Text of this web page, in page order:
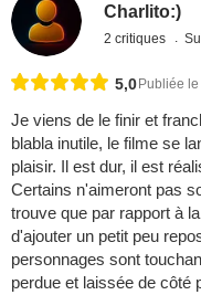
Charlito:)
2 critiques
5,0 Publiée
Je viens de le finir et
blabla inutile, le filme se
plaisir. Il est dur, il est
Certains n'aimeront pas
trouve que par rapport à
d'ajouter un petit peu
personnages sont
perdue et laissée de côté